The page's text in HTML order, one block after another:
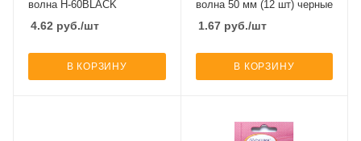
волна H-60BLACK
4.62 руб./шт
В КОРЗИНУ
волна 50 мм (12 шт) черные
1.67руб./шт
В КОРЗИНУ